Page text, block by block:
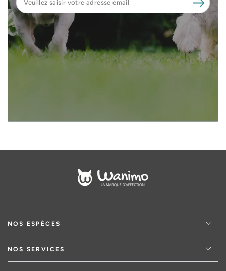
saisir
votre
adresse
email
NOS ESPÈCES
NOS SERVICES